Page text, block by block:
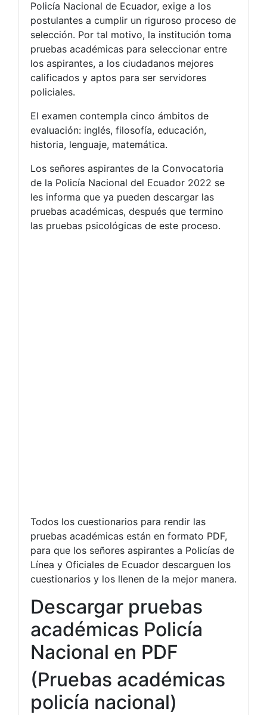
Policía Nacional de Ecuador, exige a los
postulantes a cumplir un riguroso proceso de
selección. Por tal motivo, la institución toma
pruebas académicas para seleccionar entre
los aspirantes, a los ciudadanos mejores
calificados y aptos para ser servidores
policiales.
El examen contempla cinco ámbitos de
evaluación: inglés, filosofía, educación,
historia, lenguaje, matemática.
Los señores aspirantes de la Convocatoria
de la Policía Nacional del Ecuador 2022 se
les informa que ya pueden descargar las
pruebas académicas, después que termino
las pruebas psicológicas de este proceso.
Todos los cuestionarios para rendir las
pruebas académicas están en formato PDF,
para que los señores aspirantes a Policías de
Línea y Oficiales de Ecuador descarguen los
cuestionarios y los llenen de la mejor manera.
Descargar pruebas
académicas Policía
Nacional en PDF
(Pruebas académicas
policía nacional)